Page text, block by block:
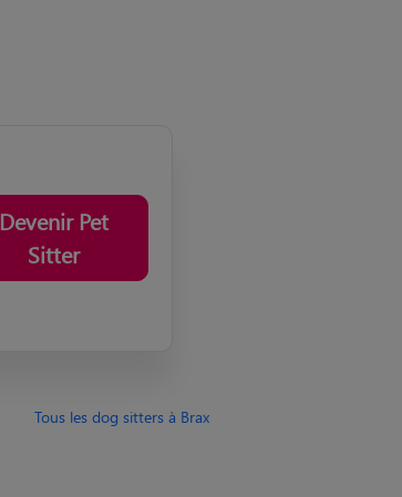
Devenir Pet
Sitter
Tous les dog sitters à Brax